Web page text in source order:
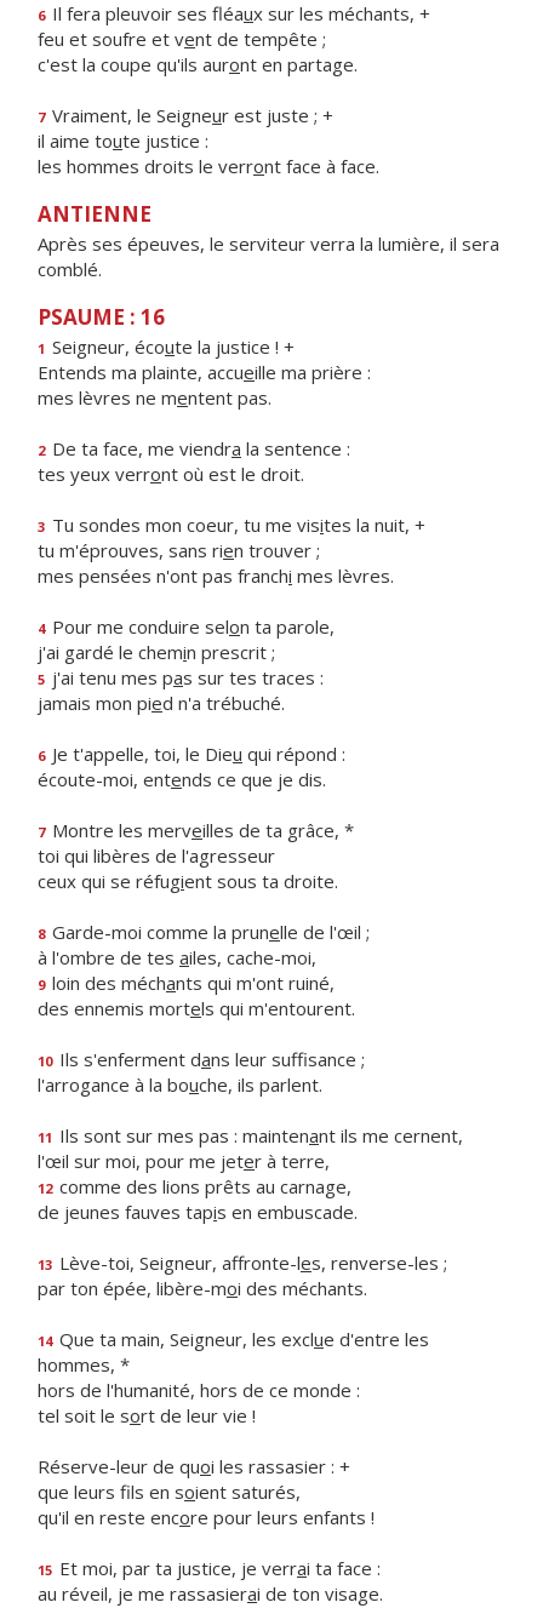
6 Il fera pleuvoir ses fléaux sur les méchants, +
feu et soufre et vent de tempête ;
c'est la coupe qu'ils auront en partage.
7 Vraiment, le Seigneur est juste ; +
il aime toute justice :
les hommes droits le verront face à face.
ANTIENNE
Après ses épeuves, le serviteur verra la lumière, il sera
comblé.
PSAUME : 16
1 Seigneur, écoute la justice ! +
Entends ma plainte, accueille ma prière :
mes lèvres ne mentent pas.
2 De ta face, me viendra la sentence :
tes yeux verront où est le droit.
3 Tu sondes mon coeur, tu me visites la nuit, +
tu m'éprouves, sans rien trouver ;
mes pensées n'ont pas franchi mes lèvres.
4 Pour me conduire selon ta parole,
j'ai gardé le chemin prescrit ;
5 j'ai tenu mes pas sur tes traces :
jamais mon pied n'a trébuché.
6 Je t'appelle, toi, le Dieu qui répond :
écoute-moi, entends ce que je dis.
7 Montre les merveilles de ta grâce, *
toi qui libères de l'agresseur
ceux qui se réfugient sous ta droite.
8 Garde-moi comme la prunelle de l'œil ;
à l'ombre de tes ailes, cache-moi,
9 loin des méchants qui m'ont ruiné,
des ennemis mortels qui m'entourent.
10 Ils s'enferment dans leur suffisance ;
l'arrogance à la bouche, ils parlent.
11 Ils sont sur mes pas : maintenant ils me cernent,
l'œil sur moi, pour me jeter à terre,
12 comme des lions prêts au carnage,
de jeunes fauves tapis en embuscade.
13 Lève-toi, Seigneur, affronte-les, renverse-les ;
par ton épée, libère-moi des méchants.
14 Que ta main, Seigneur, les exclue d'entre les
hommes, *
hors de l'humanité, hors de ce monde :
tel soit le sort de leur vie !
Réserve-leur de quoi les rassasier : +
que leurs fils en soient saturés,
qu'il en reste encore pour leurs enfants !
15 Et moi, par ta justice, je verrai ta face :
au réveil, je me rassasierai de ton visage.